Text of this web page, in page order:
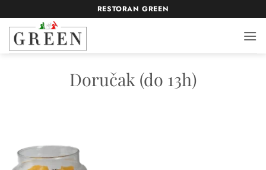
на
садржај
RESTORAN GREEN
Doručak (do 13h)